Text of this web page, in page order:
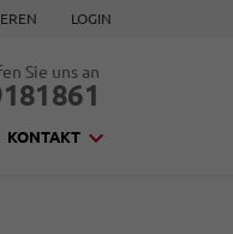
LOGIN
Sie uns an
KONTAKT